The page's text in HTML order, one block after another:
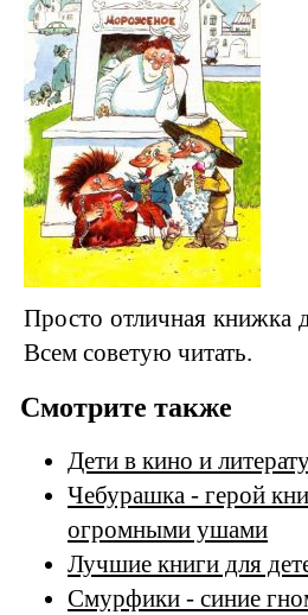
Просто отличная книжка
Всем советую читать.
Смотрите также
Дети в кино и
Чебурашка - герой
огромными ушами
Лучшие книги для
Смурфики - синие